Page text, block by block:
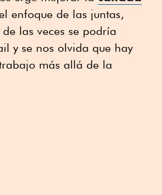
enfoque de las juntas,
las veces se podría
y se nos olvida que hay
más allá de la